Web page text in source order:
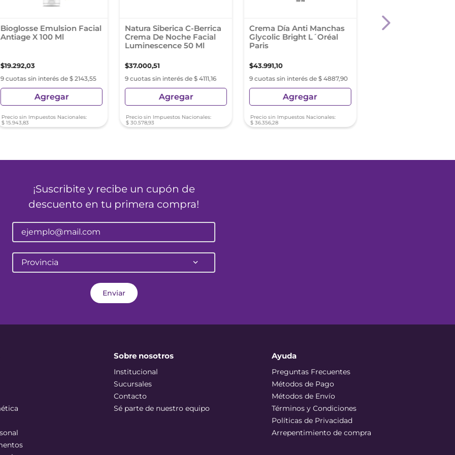
Bioglosse Emulsion Facial
Antiage X 100 Ml
$19.292,03
9 cuotas sin interés de $ 2143,55
Agregar
Precio sin Impuestos Nacionales:
$ 15.943,83
Natura Siberica C-Berrica
Crema De Noche Facial
Luminescence 50 Ml
$37.000,51
9 cuotas sin interés de $ 4111,16
Agregar
Precio sin Impuestos Nacionales:
$ 30.578,93
Crema Día Anti Manchas
Glycolic Bright L´Oréal
Paris
$43.991,10
9 cuotas sin interés de $ 4887,90
Agregar
Precio sin Impuestos Nacionales:
$ 36.356,28
Vitamidermus Cbd
¡Suscribite y recibe un cupón de
descuento en tu primera compra!
Provincia
Enviar
Sobre nosotros
Institucional
Sucursales
Contacto
Sé parte de nuestro equipo
Ayuda
Preguntas Frecuentes
Métodos de Pago
Métodos de Envío
Términos y Condiciones
Políticas de Privacidad
Arrepentimiento de compra